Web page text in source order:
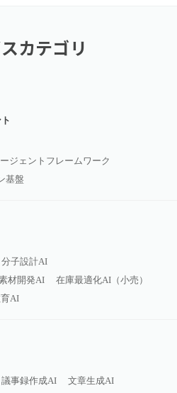
カテゴリ
ジェントフレームワーク
基盤
子設計AI
材開発AI
在庫最適化AI（小売）
AI
議事録作成AI
文章生成AI